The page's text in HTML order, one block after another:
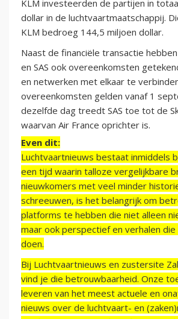
KLM investeerden de partijen in
dollar in de luchtvaartmaatschappij.
KLM bedroeg 144,5 miljoen dollar.
Naast de financiële transactie
en SAS ook overeenkomsten
en netwerken met elkaar te
overeenkomsten gelden vanaf 1
dezelfde dag treedt SAS toe tot de
waarvan Air France oprichter is.
Even dit:
Luchtvaartnieuws bestaat inmiddels
een tijd waarin talloze vergelijkbare
nieuwkomers met veel minder
schreeuwen, is het belangrijk om
platforms te hebben die niet alleen
maar ook perspectief en verhalen
doen.
Bij Luchtvaartnieuws en zustersite
vind je die betrouwbaarheid. Onze
leveren van het meest actuele en
nieuws over de luchtvaart- en